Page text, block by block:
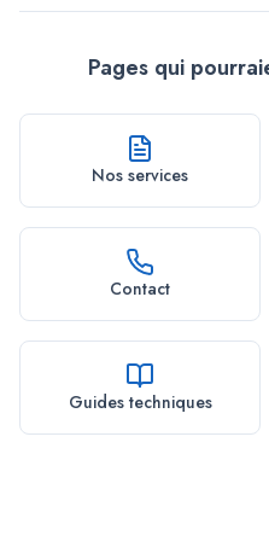
Pages qui
Nos services
Contact
Guides techniques